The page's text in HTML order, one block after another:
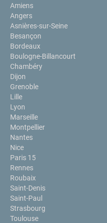
Amiens
Angers
Asnières-sur-Seine
Besançon
Bordeaux
Boulogne-Billancourt
Chambéry
Dijon
Grenoble
Lille
Lyon
Marseille
Montpellier
Nantes
Nice
Paris 15
Rennes
Roubaix
Saint-Denis
Saint-Paul
Strasbourg
Toulouse